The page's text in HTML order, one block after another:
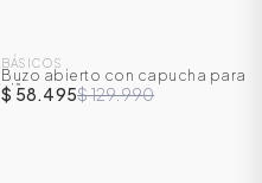
-55 %
BÁSICOS
Buzo abierto con capucha para
niña
$ 58.495$ 129.990